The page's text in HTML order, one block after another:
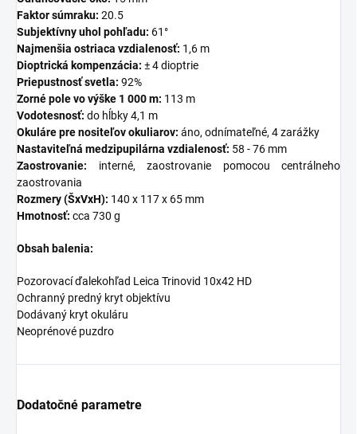
Faktor súmraku: 20.5
Subjektívny uhol pohľadu: 61°
Najmenšia ostriaca vzdialenosť: 1,6 m
Dioptrická kompenzácia: ± 4 dioptrie
Priepustnosť svetla: 92%
Zorné pole vo výške 1 000 m: 113 m
Vodotesnosť: do hĺbky 4,1 m
Okuláre pre nositeľov okuliarov: áno, odnímateľné, 4 zarážky
Nastaviteľná medzipupilárna vzdialenosť: 58 - 76 mm
Zaostrovanie:
interné, zaostrovanie pomocou centrálneho
zaostrovania
Rozmery (ŠxVxH): 140 x 117 x 65 mm
Hmotnosť: cca 730 g
Obsah balenia:
Pozorovací ďalekohľad Leica Trinovid 10x42 HD
Ochranný predný kryt objektívu
Dodávaný kryt okuláru
Neoprénové puzdro
Dodatočné parametre